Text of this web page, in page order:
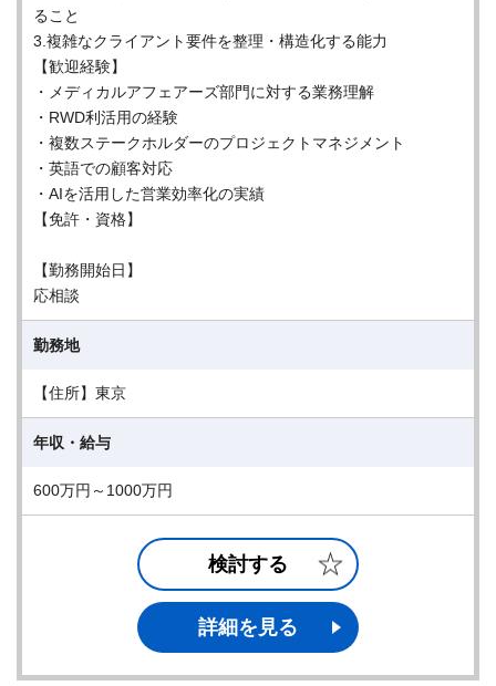
ること
3.複雑なクライアント要件を整理・構造化する能力
【歓迎経験】
・メディカルアフェアーズ部門に対する業務理解
・RWD利活用の経験
・複数ステークホルダーのプロジェクトマネジメント
・英語での顧客対応
・AIを活用した営業効率化の実績
【免許・資格】
【勤務開始日】
応相談
勤務地
【住所】東京
年収・給与
600万円～1000万円
検討する
詳細を見る